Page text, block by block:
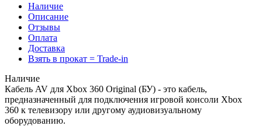
Наличие
Описание
Отзывы
Оплата
Доставка
Взять в прокат = Trade-in
Наличие
Кабель AV для Xbox 360 Original (БУ) - это кабель,
предназначенный для подключения игровой консоли Xbox
360 к телевизору или другому аудиовизуальному
оборудованию.